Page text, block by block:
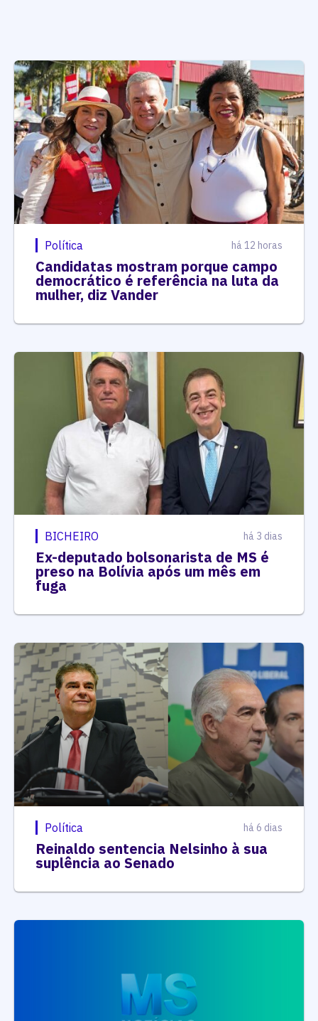
Política há 12 horas
Candidatas mostram porque campo
democrático é referência na luta da
mulher, diz Vander
BICHEIRO há 3 dias
Ex-deputado bolsonarista de MS é
preso na Bolívia após um mês em
fuga
Política há 6 dias
Reinaldo sentencia Nelsinho à sua
suplência ao Senado